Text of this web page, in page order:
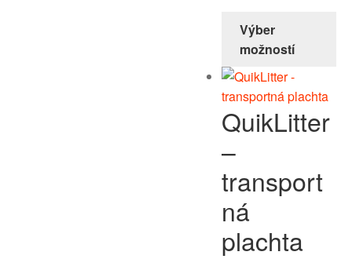
Výber
možností
QuikLitter
–
transport
ná
plachta